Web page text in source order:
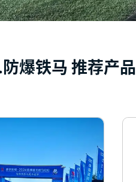
爆铁马 推荐产品